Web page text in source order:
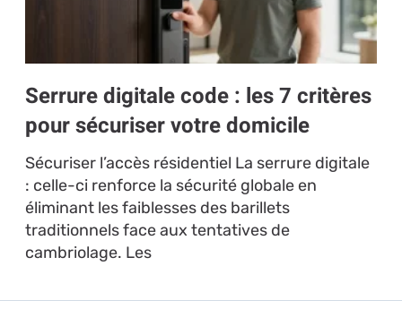
Serrure digitale code : les 7 critères
pour sécuriser votre domicile
Sécuriser l’accès résidentiel La serrure digitale
: celle-ci renforce la sécurité globale en
éliminant les faiblesses des barillets
traditionnels face aux tentatives de
cambriolage. Les